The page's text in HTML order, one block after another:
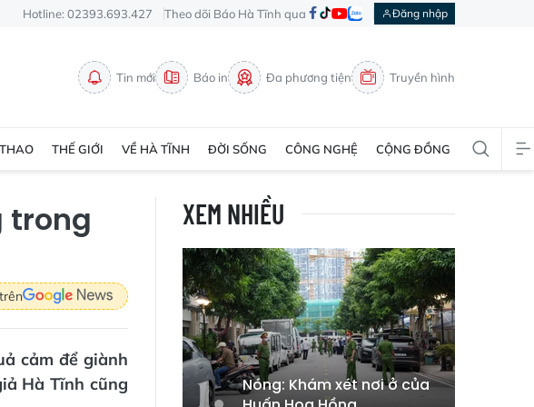
Hotline: 02393.693.427 Theo dõi Báo Hà Tĩnh qua Đăng nhập
Tin mới Báo in Đa phương tiện Truyền hình
THẾ GIỚI VỀ HÀ TĨNH ĐỜI SỐNG CÔNG NGHỆ CỘNG ĐỒNG
trong
cảm để giành
Hà Tĩnh cũng
XEM NHIỀU
Nóng: Khám xét nơi ở của